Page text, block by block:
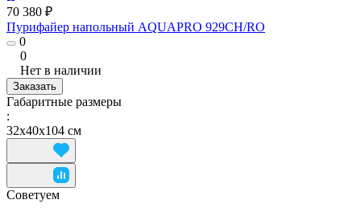
70 380 ₽
Пурифайер напольный AQUAPRO 929CH/RO
0
0
Нет в наличии
Заказать
Габаритные размеры
:
32х40х104 см
Советуем